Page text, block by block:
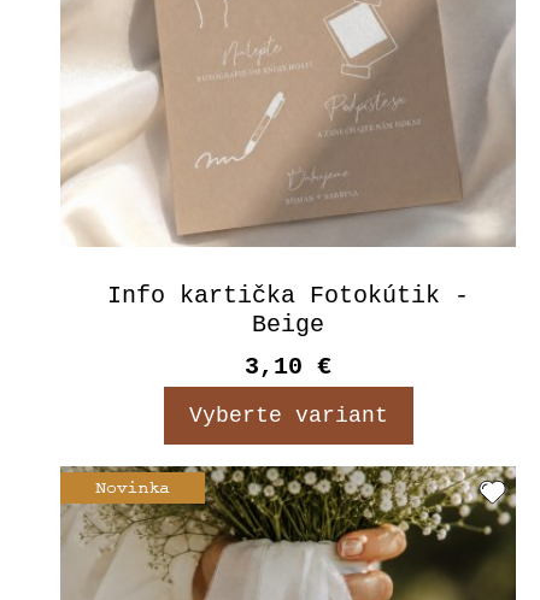
Info kartička Fotokútik -
Beige
3,10 €
Vyberte variant